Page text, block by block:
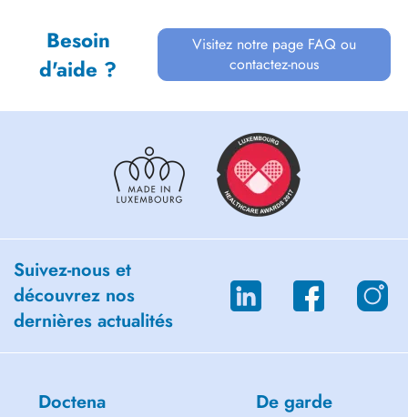
Besoin
d'aide ?
Visitez notre page FAQ ou
contactez-nous
Suivez-nous et
découvrez nos
dernières actualités
Doctena De garde